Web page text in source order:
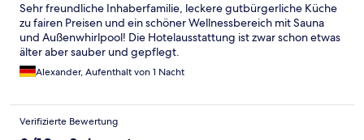
Sehr freundliche Inhaberfamilie, leckere gutbürgerliche Küche
zu fairen Preisen und ein schöner Wellnessbereich mit Sauna
und Außenwhirlpool! Die Hotelausstattung ist zwar schon etwas
älter aber sauber und gepflegt.
Alexander, Aufenthalt von 1 Nacht
Verifizierte Bewertung